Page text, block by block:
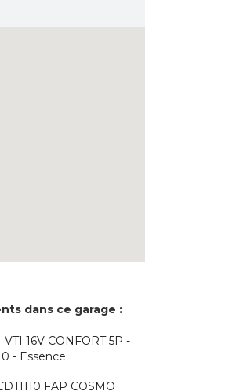
dans ce garage :
16V CONFORT 5P -
- Essence
FAP COSMO